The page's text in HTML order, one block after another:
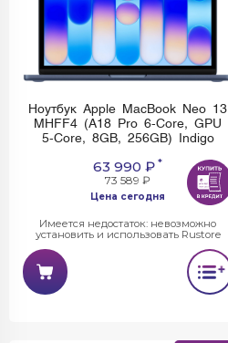
Ноутбук Apple MacBook Neo 13
MHFF4 (A18 Pro 6-Core, GPU
5-Core, 8GB, 256GB) Indigo
63 990 ₽ *
73 589 ₽
Цена сегодня
Имеется недостаток: невозможно
установить и использовать Rustore